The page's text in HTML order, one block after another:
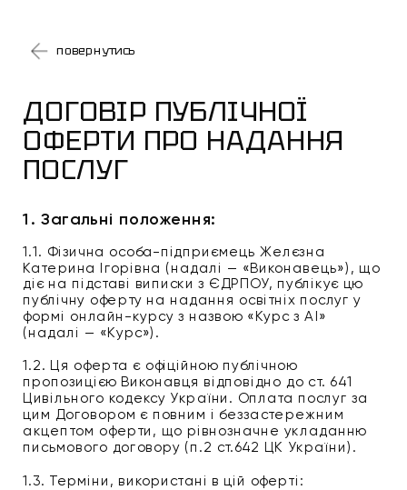
повернутись
ДОГОВІР ПУБЛІЧНОЇ
ОФЕРТИ ПРО НАДАННЯ
ПОСЛУГ
1. Загальні положення:
1.1. Фізична особа-підприємець Желєзна
Катерина Ігорівна (надалі — «Виконавець»), що
діє на підставі виписки з ЄДРПОУ, публікує цю
публічну оферту на надання освітніх послуг у
формі онлайн-курсу з назвою «Курс з AI»
(надалі — «Курс»).
1.2. Ця оферта є офіційною публічною
пропозицією Виконавця відповідно до ст. 641
Цивільного кодексу України. Оплата послуг за
цим Договором є повним і беззастережним
акцептом оферти, що рівнозначне укладанню
письмового договору (п.2 ст.642 ЦК України).
1.3. Терміни, використані в цій оферті:
design is
Great